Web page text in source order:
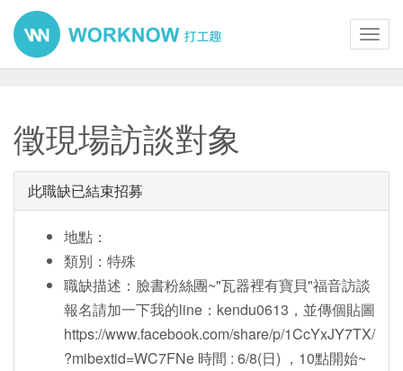
徵現場訪談對象
此職缺已結束招募
地點：
類別：特殊
職缺描述：臉書粉絲團~"瓦器裡有寶貝"福音訪談
報名請加一下我的line：kendu0613，並傳個貼圖
https://www.facebook.com/share/p/1CcYxJY7TX/
?mibextid=WC7FNe 時間 : 6/8(日) ，10點開始~